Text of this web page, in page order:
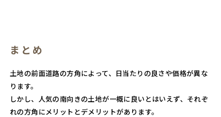
まとめ
土地の前面道路の方角によって、日当たりの良さや価格が異な
ります。
しかし、人気の南向きの土地が一概に良いとはいえず、それぞ
れの方角にメリットとデメリットがあります。